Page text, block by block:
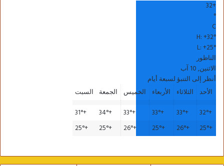
+
32
°
C
H:+32°
L:+25°
الناظور
الاثنين, 10 آب
أنظر إلى التنبؤ لسبعة أيام
الأحد
الثلاثاء الأربعاء الخميس الجمعة
السبت
+
32°
+
33°
+
33°
+
33°
+
34°
+
31°
+
25°
+
26°
+
25°
+
26°
+
25°
+
25°